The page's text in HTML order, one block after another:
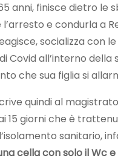
anni, finisce dietro
e condurla a
socializza con
Covid all’interno
che sua figlia si
quindi al
15 giorni che è
sanitario,
cella con solo il Wc